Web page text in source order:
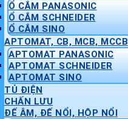
Ổ CẮM PANASONIC
Ổ CẮM SCHNEIDER
Ổ CẮM SINO
APTOMAT, CB, MCB, MCCB
APTOMAT PANASONIC
APTOMAT SCHNEIDER
APTOMAT SINO
TỦ ĐIỆN
CHẤN LƯU
ĐẾ ÂM, ĐẾ NỔI, HỘP NỔI